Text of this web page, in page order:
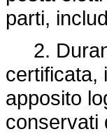
parti,
2.
certificata,
apposito
conservati